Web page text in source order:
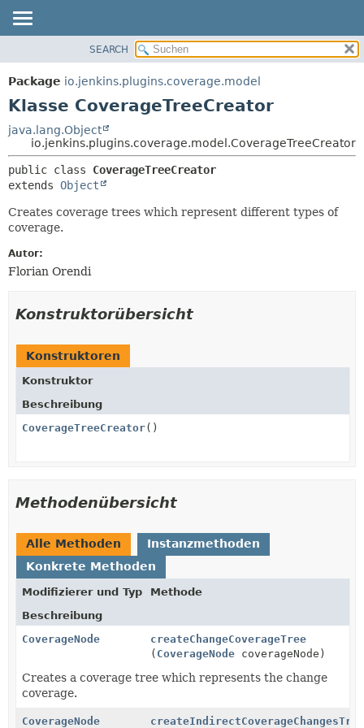
PACKAGE
KLASSE
BAUM
VERALTET
INDEX
HILFE
METHODE
DETAILS:
KONSTRUKTOR
SEARCH
Package io.jenkins.plugins.coverage.model
Klasse CoverageTreeCreator
java.lang.Object
io.jenkins.plugins.coverage.model.CoverageTreeCreator
public class CoverageTreeCreator
extends Object
Creates coverage trees which represent different types of
coverage.
Autor:
Florian Orendi
Konstruktorübersicht
Konstruktoren
Konstruktor
Beschreibung
CoverageTreeCreator()
Methodenübersicht
Alle Methoden
Instanzmethoden
Konkrete Methoden
Modifizierer und Typ
Methode
Beschreibung
CoverageNode
createChangeCoverageTree
( CoverageNode coverageNode)
Creates a coverage tree which represents the change
coverage.
CoverageNode createIndirectCoverageChangesTree